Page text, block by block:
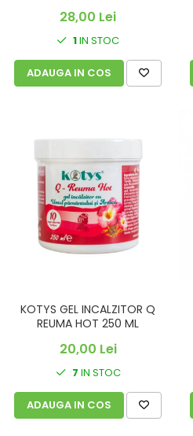
28,00 Lei
1IN STOC
ADAUGA IN COS
KOTYS GEL INCALZITOR Q
REUMA HOT 250 ML
20,00 Lei
7 IN STOC
ADAUGA IN COS